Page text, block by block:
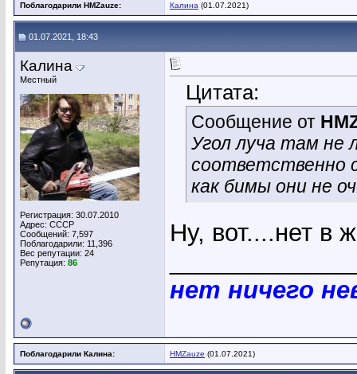
Поблагодарили HMZauze: Калина (01.07.2021)
01.07.2021, 18:43
Калина
Местный
Регистрация: 30.07.2010
Адрес: СССР
Сообщений: 7,597
Поблагодарили: 11,396
Вес репутации: 24
Репутация: 86
Цитата:
Сообщение от
Угол луча там не
соответственно
как бимы они не
Ну, вот....нет в
нет ничего
Поблагодарили Калина: HMZauze (01.07.2021)